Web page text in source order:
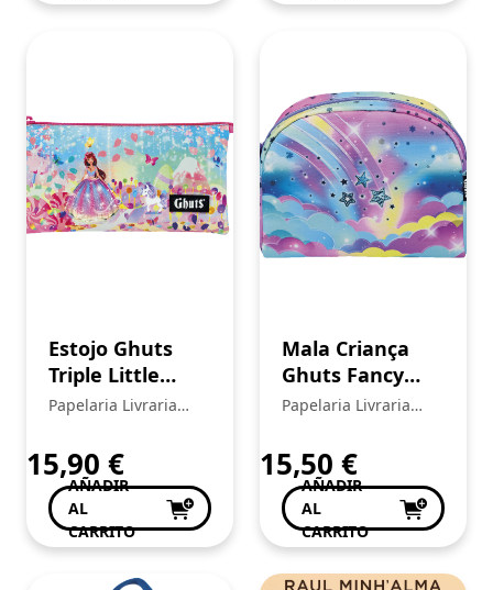
Estojo Ghuts
Triple Little
Princess
Papelaria Livraria
15,90 €
AÑADIR
AL
CARRITO
Mala Criança
Ghuts Fancy
Cloud Stars
Papelaria Livraria
15,50 €
AÑADIR
AL
CARRITO